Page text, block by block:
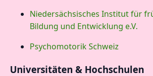
Niedersächsisches Institut für
Bildung und Entwicklung e.V.
Psychomotorik Schweiz
Universitäten & Hochschulen